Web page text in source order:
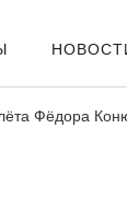
Фёдора